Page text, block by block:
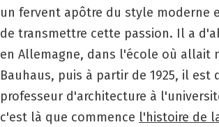
un fervent apôtre du style moderne
de transmettre cette passion. Il a
en Allemagne, dans l'école où allait
Bauhaus, puis à partir de 1925, il est
professeur d'architecture à
c'est là que commence l'histoire de